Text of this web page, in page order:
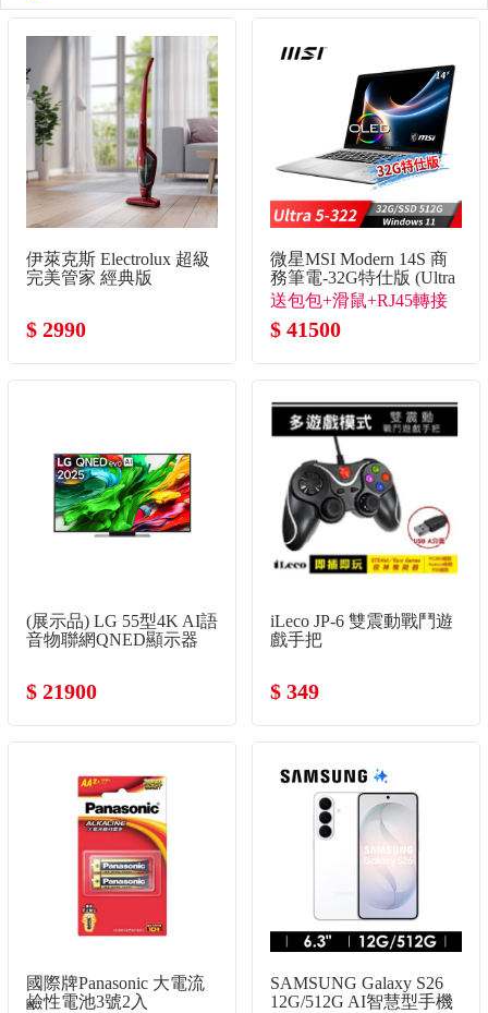
伊萊克斯 Electrolux 超級
完美管家 經典版
$ 2990
微星MSI Modern 14S 商
務筆電-32G特仕版 (Ultra
5-322/32G/512G
SSD/Win11/銀色)
送包包+滑鼠+RJ45轉接
線
$ 41500
(展示品) LG 55型4K AI語
音物聯網QNED顯示器
$ 21900
iLeco JP-6 雙震動戰鬥遊
戲手把
$ 349
國際牌Panasonic 大電流
鹼性電池3號2入
SAMSUNG Galaxy S26
12G/512G AI智慧型手機